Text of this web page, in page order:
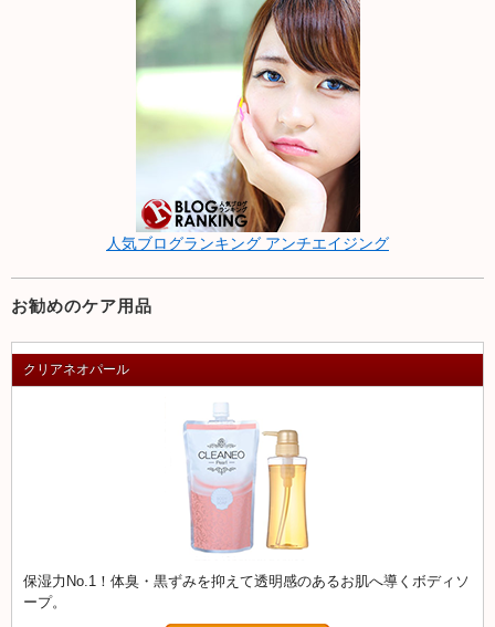
人気ブログランキング アンチエイジング
お勧めのケア用品
クリアネオパール
保湿力No.1！体臭・黒ずみを抑えて透明感のあるお肌へ導くボディソ
ープ。